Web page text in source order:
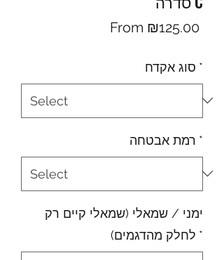
From ₪125.00Sale
סוג אקדח *
רמת אבטחה *
ימני / שמאלי (שמאלי קיים רק
לחלק מהדגמים) *